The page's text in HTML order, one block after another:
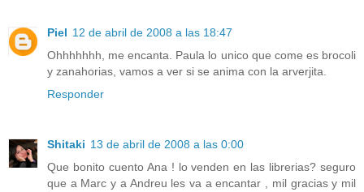
Piel 12 de abril de 2008 a las 18:47
Ohhhhhhh, me encanta. Paula lo unico que come es brocoli
y zanahorias, vamos a ver si se anima con la arverjita.
Responder
Shitaki 13 de abril de 2008 a las 0:00
Que bonito cuento Ana ! lo venden en las librerias? seguro
que a Marc y a Andreu les va a encantar , mil gracias y mil